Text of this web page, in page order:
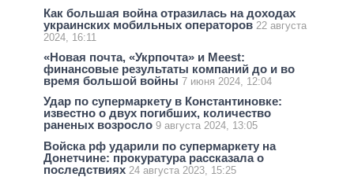
Как большая война отразилась на доходах
украинских мобильных операторов 22 августа
2024, 16:11
«Новая почта, «Укрпочта» и Meest:
финансовые результаты компаний до и во
время большой войны 7 июня 2024, 12:04
Удар по супермаркету в Константиновке:
известно о двух погибших, количество
раненых возросло 9 августа 2024, 13:05
Войска рф ударили по супермаркету на
Донетчине: прокуратура рассказала о
последствиях 24 августа 2023, 15:25